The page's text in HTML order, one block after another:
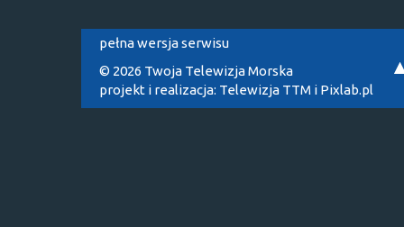
pełna wersja serwisu
© 2026 Twoja Telewizja Morska
projekt i realizacja: Telewizja TTM i Pixlab.pl